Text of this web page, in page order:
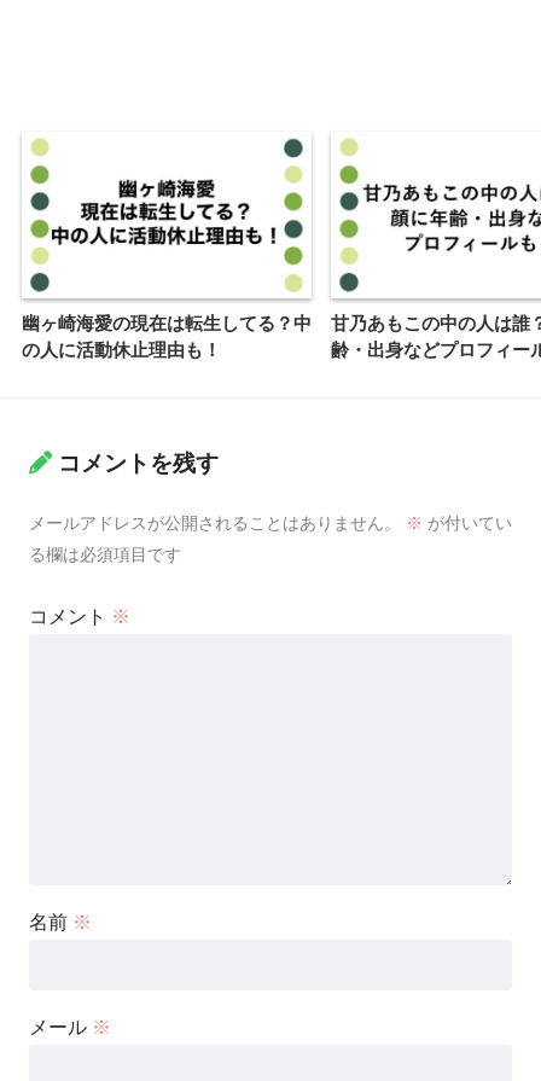
幽ヶ崎海愛の現在は転生してる？中
の人に活動休止理由も！
甘乃あもこの中の人は誰
齢・出身などプロフィー
コメントを残す
メールアドレスが公開されることはありません。 ※ が付いてい
る欄は必須項目です
コメント ※
名前 ※
メール ※